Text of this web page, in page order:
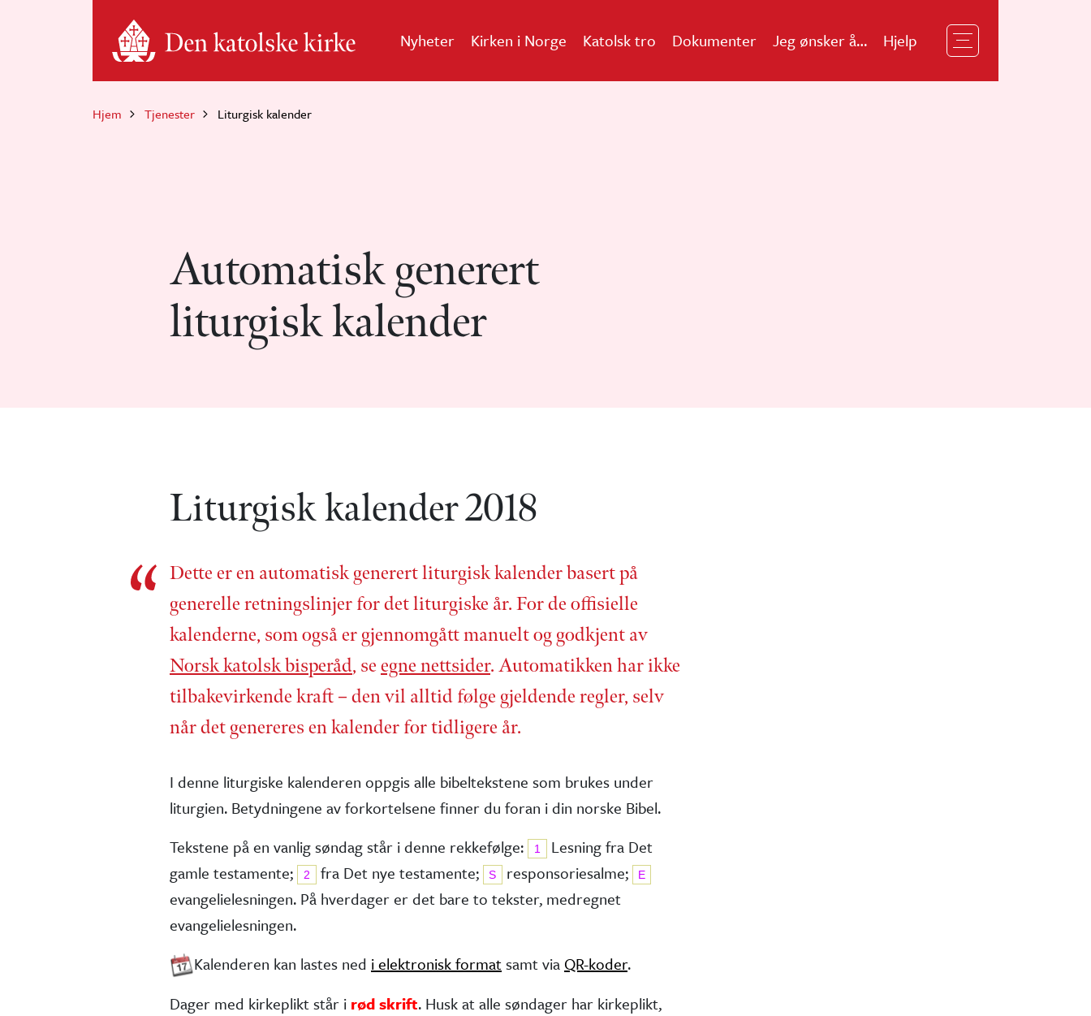
Nyheter Kirken i Norge Katolsk tro Dokumenter Jeg ønsker å… Hjelp
Hjem Tjenester Liturgisk kalender
Automatisk generert
liturgisk kalender
Liturgisk kalender 2018
Dette er en automatisk generert liturgisk kalender basert på
generelle retnings­linjer for det liturgiske år. For de offisielle
kalenderne, som også er gjennom­gått manuelt og godkjent av
Norsk katolsk bisperåd, se egne nettsider. Automatikken har ikke
tilbake­virkende kraft – den vil alltid følge gjeldende regler, selv
når det genereres en kalender for tidligere år.
I denne liturgiske kalenderen oppgis alle bibel­tekstene som brukes under
liturgien. Betydningene av forkortelsene finner du foran i din norske Bibel.
Tekstene på en vanlig søndag står i denne rekkefølge:
1
Lesning fra Det
gamle testa­mente;
2 fra Det nye testa­mente; S responsorie­salme; E
evangelie­lesningen. På hverdager er det bare to tekster, medregnet
evangelielesningen.
Kalenderen kan lastes ned i elektronisk formatsamt via QR-koder.
Dager med kirkeplikt står i rød skrift. Husk at alle søndager har kirke­plikt,